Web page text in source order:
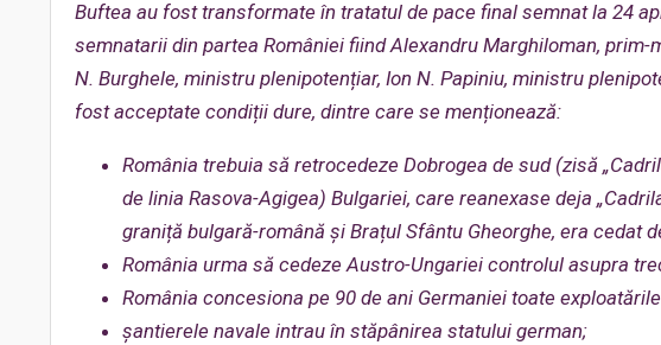
Buftea au fost transformate în tratatul de pace final semnat la 24
semnatarii din partea României fiind Alexandru Marghiloman,
N. Burghele, ministru plenipotențiar, Ion N. Papiniu, ministru
fost acceptate condiții dure, dintre care se menționează:
România trebuia să retrocedeze Dobrogea de sud (zisă
de linia Rasova-Agigea) Bulgariei, care reanexase deja
graniță bulgară-română și Brațul Sfântu Gheorghe, era cedat
România urma să cedeze Austro-Ungariei controlul asupra
România concesiona pe 90 de ani Germaniei toate
șantierele navale intrau în stăpânirea statului german;